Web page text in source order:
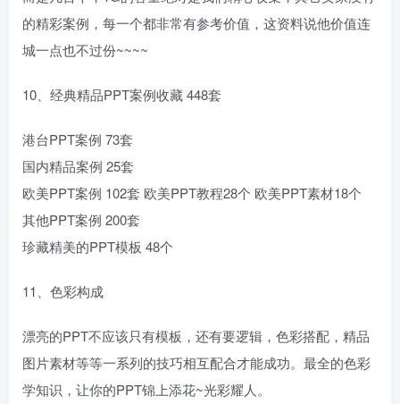
的精彩案例，每一个都非常有参考价值，这资料说他价值连
城一点也不过份~~~~
10、经典精品PPT案例收藏 448套
港台PPT案例 73套
国内精品案例 25套
欧美PPT案例 102套 欧美PPT教程28个 欧美PPT素材18个
其他PPT案例 200套
珍藏精美的PPT模板 48个
11、色彩构成
漂亮的PPT不应该只有模板，还有要逻辑，色彩搭配，精品
图片素材等等一系列的技巧相互配合才能成功。最全的色彩
学知识，让你的PPT锦上添花~光彩耀人。